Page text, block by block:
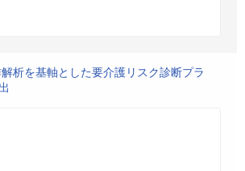
析を基軸とした要介護リスク診断プラ